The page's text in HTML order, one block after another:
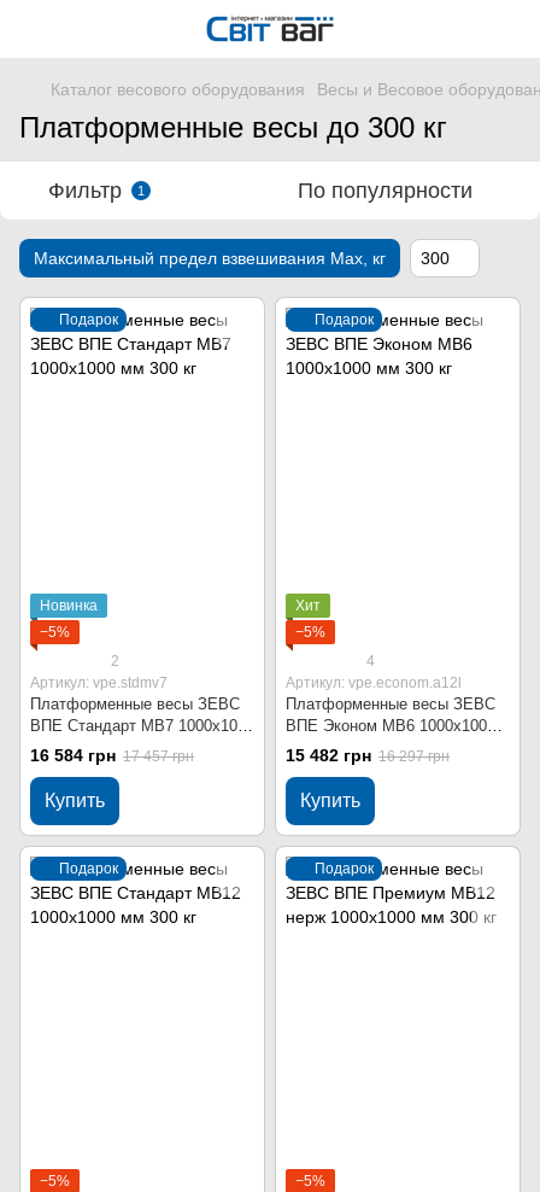
Каталог весового оборудования Весы и Весовое
Платформенные весы до 300 кг
Фильтр 1 По популярности
Максимальный предел взвешивания Мах, кг 300
Подарок
Новинка
−5%
2
Артикул: vpe.stdmv7
Платформенные весы ЗЕВС
ВПЕ Стандарт МВ7 1000x1000
мм 300 кг
16 584 грн 17 457 грн
Купить
Подарок
Хит
−5%
4
Артикул: vpe.econom.a12l
Платформенные весы ЗЕВС
ВПЕ Эконом МВ6 1000x1000
мм 300 кг
15 482 грн 16 297 грн
Купить
Подарок
−5%
Подарок
−5%